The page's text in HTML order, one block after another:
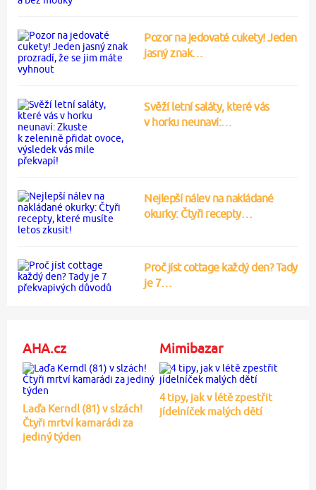
Pozor na jedovaté cukety! Jeden
jasný znak…
Svěží letní saláty, které vás
v horku neunaví:…
Nejlepší nálev na nakládané
okurky: Čtyři recepty…
Proč jíst cottage každý den? Tady
je 7…
AHA.cz
Laďa Kerndl (81) v slzách!
Čtyři mrtví kamarádi za
jediný týden
Mimibazar
4 tipy, jak v létě zpestřit
jídelníček malých dětí